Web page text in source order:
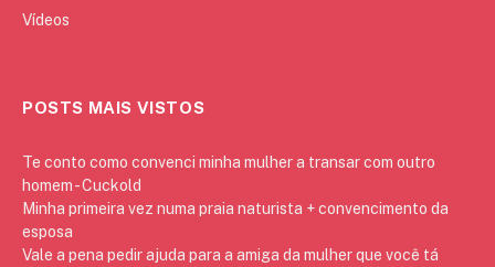
Vídeos
POSTS MAIS VISTOS
Te conto como convenci minha mulher a transar com outro
homem - Cuckold
Minha primeira vez numa praia naturista + convencimento da
esposa
Vale a pena pedir ajuda para a amiga da mulher que você tá